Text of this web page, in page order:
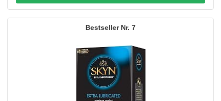
7